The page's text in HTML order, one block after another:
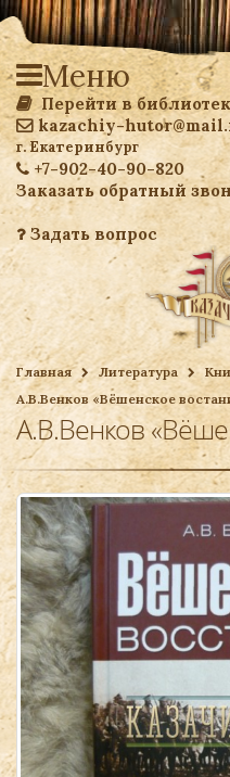
Перейти в
kazachiy-
г. Екатеринбург
+7-902-40-90-820
Заказать обратный
Задать вопрос
Меню
Главная Литература
А.В.Венков «Вёшенское
А.В.Венков